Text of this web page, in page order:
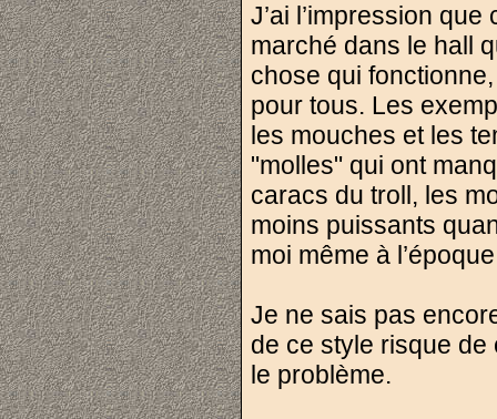
J’ai l’impression
marché dans le hall
chose qui
pour tous. Les
les mouches et les
"molles" qui ont
caracs du troll, les
moins puissants
moi même à
Je ne sais pas
de ce style risque
le problème.